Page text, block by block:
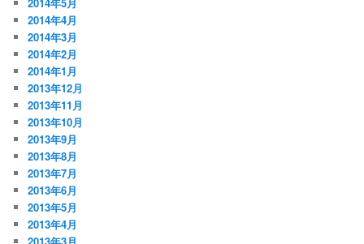
2014年4月
2014年3月
2014年2月
2014年1月
2013年12月
2013年11月
2013年10月
2013年9月
2013年8月
2013年7月
2013年6月
2013年5月
2013年4月